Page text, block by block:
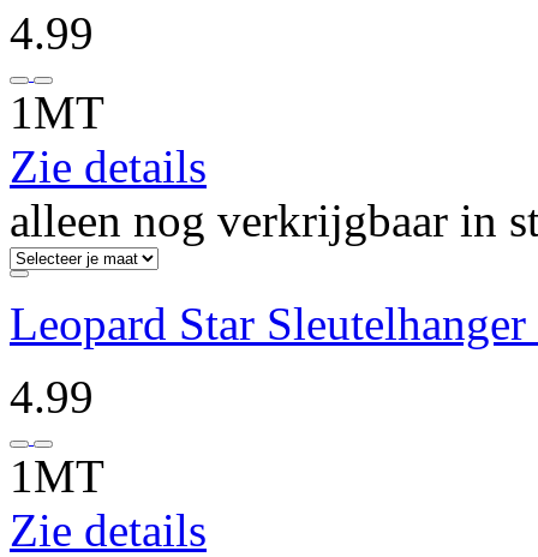
4.99
1MT
Zie details
alleen nog verkrijgbaar in
Leopard Star
4.99
1MT
Zie details